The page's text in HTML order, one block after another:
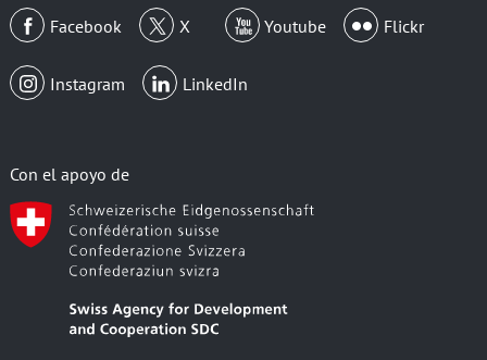
Facebook
X Youtube Flickr
Instagram LinkedIn
Con el apoyo de